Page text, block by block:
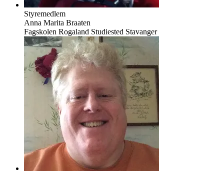
Styremedlem
Anna Marita Braaten
Fagskolen Rogaland Studiested Stavanger